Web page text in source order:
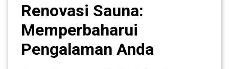
Renovasi Sauna:
Memperbaharui
Pengalaman Anda